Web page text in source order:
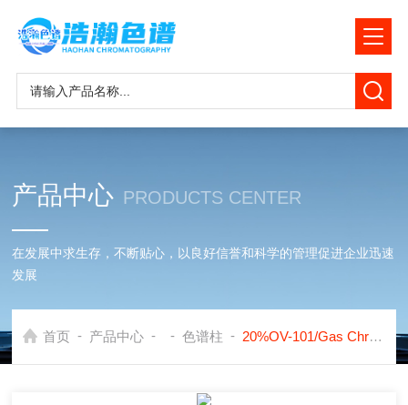
产品中心 PRODUCTS CENTER
在发展中求生存，不断贴心，以良好信誉和科学的管理促进企业迅速
发展
首页 - 产品中心 - - 色谱柱 - 20%OV-101/Gas Chrom Q赛默飞1300用硬质玻璃色谱柱